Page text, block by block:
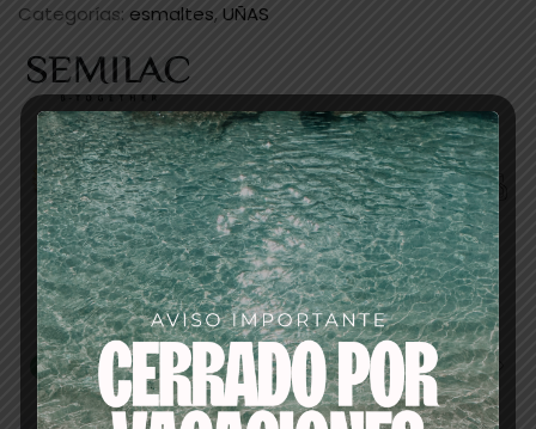
Categorías: esmaltes, UÑAS
Productos relacionados
-29% -34%